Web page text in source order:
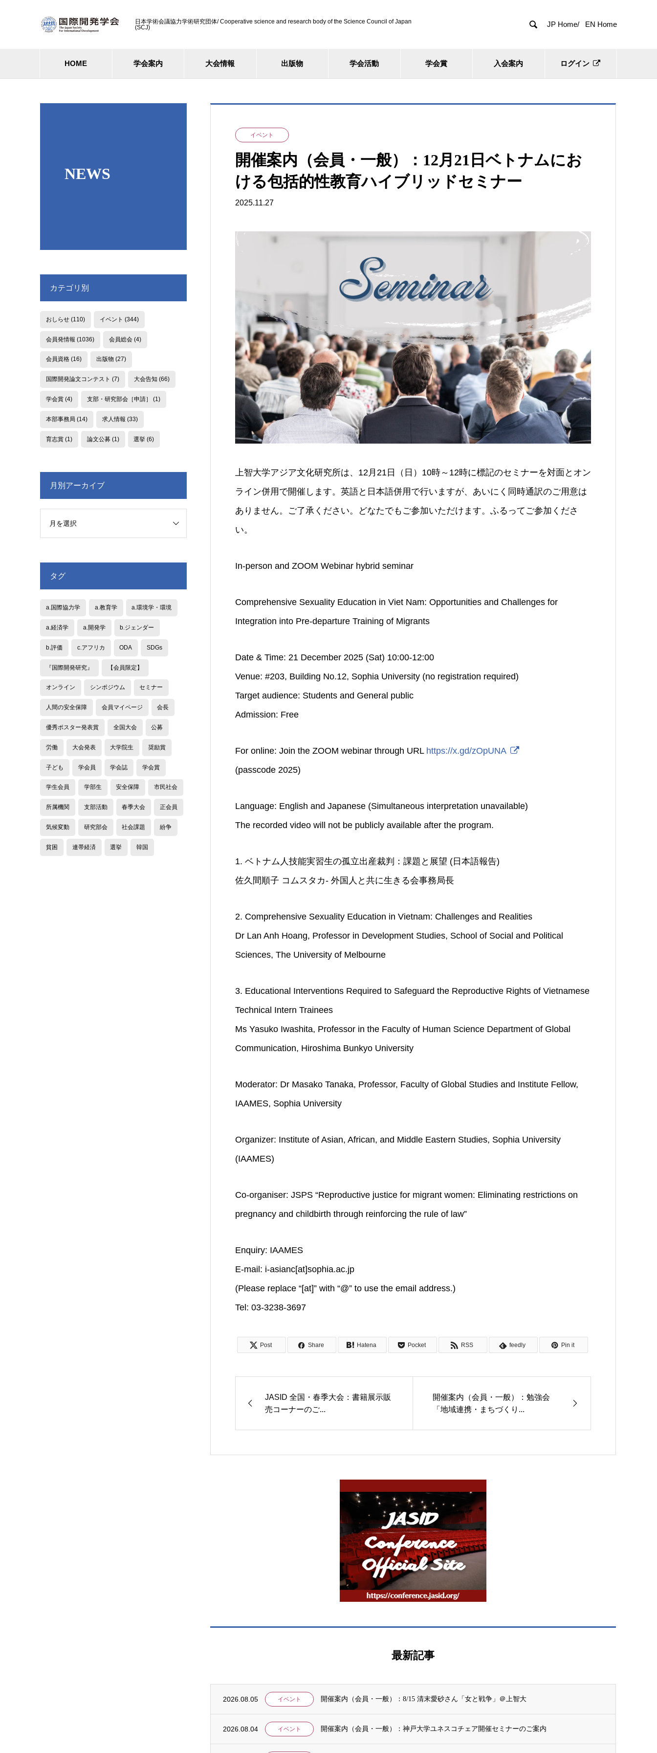
日本学術会議協力学術研究団体/ Cooperative science and research body of the Science Council of Japan
(SCJ)
 JP Home/ EN Home
HOME 学会案内 大会情報 出版物 学会活動 学会賞 入会案内 ログイン
NEWS
イベント
開催案内（会員・一般）：12月21日ベトナムにお
ける包括的性教育ハイブリッドセミナー
2025.11.27
上智大学アジア文化研究所は、12月21日（日）10時～12時に標記のセミナーを対面とオン
ライン併用で開催します。英語と日本語併用で行いますが、あいにく同時通訳のご用意は
ありません。ご了承ください。どなたでもご参加いただけます。ふるってご参加くださ
い。
In-person and ZOOM Webinar hybrid seminar
Comprehensive Sexuality Education in Viet Nam: Opportunities and Challenges for
Integration into Pre-departure Training of Migrants
Date & Time: 21 December 2025 (Sat) 10:00-12:00
Venue: #203, Building No.12, Sophia University (no registration required)
Target audience: Students and General public
Admission: Free
For online: Join the ZOOM webinar through URL https://x.gd/zOpUNA
(passcode 2025)
Language: English and Japanese (Simultaneous interpretation unavailable)
The recorded video will not be publicly available after the program.
1. ベトナム人技能実習生の孤立出産裁判：課題と展望 (日本語報告)
佐久間順子 コムスタカ- 外国人と共に生きる会事務局長
2. Comprehensive Sexuality Education in Vietnam: Challenges and Realities
Dr Lan Anh Hoang, Professor in Development Studies, School of Social and Political
Sciences, The University of Melbourne
3. Educational Interventions Required to Safeguard the Reproductive Rights of Vietnamese
Technical Intern Trainees
Ms Yasuko Iwashita, Professor in the Faculty of Human Science Department of Global
Communication, Hiroshima Bunkyo University
Moderator: Dr Masako Tanaka, Professor, Faculty of Global Studies and Institute Fellow,
IAAMES, Sophia University
Organizer: Institute of Asian, African, and Middle Eastern Studies, Sophia University
(IAAMES)
Co-organiser: JSPS “Reproductive justice for migrant women: Eliminating restrictions on
pregnancy and childbirth through reinforcing the rule of law”
Enquiry: IAAMES
E-mail: i-asianc[at]sophia.ac.jp
(Please replace “[at]” with “@” to use the email address.)
Tel: 03-3238-3697
Post Share Hatena Pocket RSS feedly Pin it
JASID 全国・春季大会：書籍展示販
売コーナーのご...
開催案内（会員・一般）：勉強会
「地域連携・まちづくり...
最新記事
2026.08.05 イベント 開催案内（会員・一般）：8/15 清末愛砂さん「女と戦争」＠上智大
2026.08.04 イベント 開催案内（会員・一般）：神戸大学ユネスコチェア開催セミナーのご案内
カテゴリ別
おしらせ(110) イベント (344)
会員発情報 (1036) 会員総会(4)
会員資格(16) 出版物 (27)
国際開発論文コンテスト (7) 大会告知 (66)
学会賞(4) 支部・研究部会［申請］ (1)
本部事務局 (14) 求人情報 (33)
育志賞(1) 論文公募(1) 選挙 (6)
月別アーカイブ
タグ
a.国際協力学 a.教育学 a.環境学・環境
a.経済学 a.開発学 b.ジェンダー
b.評価 c.アフリカ ODA SDGs
『国際開発研究』 【会員限定】
オンライン シンポジウム セミナー
人間の安全保障 会員マイページ 会長
優秀ポスター発表賞 全国大会 公募
労働 大会発表 大学院生 奨励賞
子ども 学会員 学会誌 学会賞
学生会員 学部生 安全保障 市民社会
所属機関 支部活動 春季大会 正会員
気候変動 研究部会 社会課題 紛争
貧困 連帯経済 選挙 韓国